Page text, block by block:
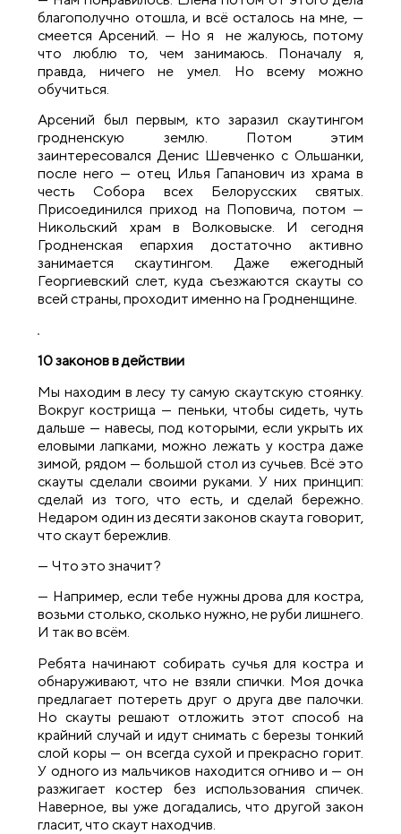
благополучно отошла, и всё осталось на мне, —
смеется Арсений. — Но я не жалуюсь, потому
что люблю то, чем занимаюсь. Поначалу я,
правда, ничего не умел. Но всему можно
обучиться.
Арсений был первым, кто заразил скаутингом
гродненскую землю. Потом этим
заинтересовался Денис Шевченко с Ольшанки,
после него — отец Илья Гапанович из храма в
честь Собора всех Белорусских святых.
Присоединился приход на Поповича, потом —
Никольский храм в Волковыске. И сегодня
Гродненская епархия достаточно активно
занимается скаутингом. Даже ежегодный
Георгиевский слет, куда съезжаются скауты со
всей страны, проходит именно на Гродненщине.
10 законов в действии
Мы находим в лесу ту самую скаутскую стоянку.
Вокруг кострища — пеньки, чтобы сидеть, чуть
дальше — навесы, под которыми, если укрыть их
еловыми лапками, можно лежать у костра даже
зимой, рядом — большой стол из сучьев. Всё это
скауты сделали своими руками. У них принцип:
сделай из того, что есть, и сделай бережно.
Недаром один из десяти законов скаута говорит,
что скаут бережлив.
— Что это значит?
— Например, если тебе нужны дрова для костра,
возьми столько, сколько нужно, не руби лишнего.
И так во всём.
Ребята начинают собирать сучья для костра и
обнаруживают, что не взяли спички. Моя дочка
предлагает потереть друг о друга две палочки.
Но скауты решают отложить этот способ на
крайний случай и идут снимать с березы тонкий
слой коры — он всегда сухой и прекрасно горит.
У одного из мальчиков находится огниво и — он
разжигает костер без использования спичек.
Наверное, вы уже догадались, что другой закон
гласит, что скаут находчив.